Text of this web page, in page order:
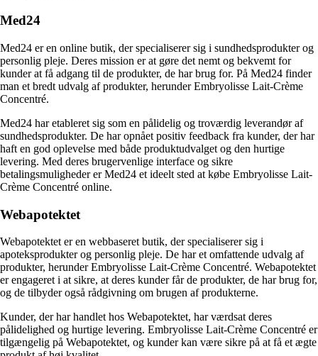
Med24
Med24 er en online butik, der specialiserer sig i sundhedsprodukter og
personlig pleje. Deres mission er at gøre det nemt og bekvemt for
kunder at få adgang til de produkter, de har brug for. På Med24 finder
man et bredt udvalg af produkter, herunder Embryolisse Lait-Crème
Concentré.
Med24 har etableret sig som en pålidelig og troværdig leverandør af
sundhedsprodukter. De har opnået positiv feedback fra kunder, der har
haft en god oplevelse med både produktudvalget og den hurtige
levering. Med deres brugervenlige interface og sikre
betalingsmuligheder er Med24 et ideelt sted at købe Embryolisse Lait-
Crème Concentré online.
Webapotektet
Webapotektet er en webbaseret butik, der specialiserer sig i
apoteksprodukter og personlig pleje. De har et omfattende udvalg af
produkter, herunder Embryolisse Lait-Crème Concentré. Webapotektet
er engageret i at sikre, at deres kunder får de produkter, de har brug for,
og de tilbyder også rådgivning om brugen af produkterne.
Kunder, der har handlet hos Webapotektet, har værdsat deres
pålidelighed og hurtige levering. Embryolisse Lait-Crème Concentré er
tilgængelig på Webapotektet, og kunder kan være sikre på at få et ægte